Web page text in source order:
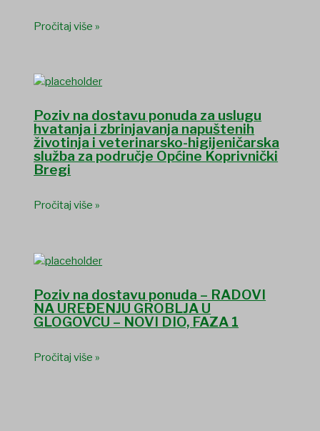
Pročitaj više »
Poziv na dostavu ponuda za uslugu
hvatanja i zbrinjavanja napuštenih
životinja i veterinarsko-higijeničarska
služba za područje Općine Koprivnički
Bregi
Pročitaj više »
Poziv na dostavu ponuda – RADOVI
NA UREĐENJU GROBLJA U
GLOGOVCU – NOVI DIO, FAZA 1
Pročitaj više »